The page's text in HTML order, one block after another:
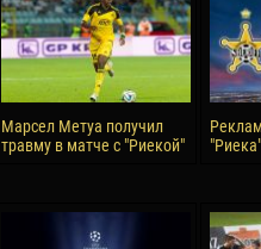
Марсел Метуа получил
травму в матче с "Риекой"
"Риека"